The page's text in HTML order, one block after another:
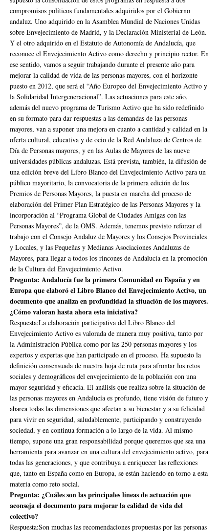
compromisos políticos fundamentales adquiridos por el Gobierno
andaluz. Uno adquirido en la Asamblea Mundial de Naciones Unidas
sobre Envejecimiento de Madrid, y la Declaración Ministerial de León.
Y el otro adquirido en el Estatuto de Autonomía de Andalucía, que
reconoce el Envejecimiento Activo como derecho y principio rector. En
ese sentido, vamos a seguir trabajando durante el presente año para
mejorar la calidad de vida de las personas mayores, con el horizonte
puesto en 2012, que será el “Año Europeo del Envejecimiento Activo y
la Solidaridad Intergeneracional”. Las actuaciones para este año,
además del nuevo programa de Turismo Activo que ha sido redefinido
en su formato para dar respuestas a las demandas de las personas
mayores, van a suponer una mejora en cuanto a cantidad y calidad en la
oferta cultural, educativa y de ocio de la Red Andaluza de Centros de
Día de Personas mayores, y en las Aulas de Mayores de las nueve
universidades públicas andaluzas. Está prevista, también, la difusión de
una edición breve del Libro Blanco del Envejecimiento Activo para un
público mayoritario, la convocatoria de la primera edición de los
Premios de Personas Mayores, la puesta en marcha del proceso de
elaboración del Primer Plan Estratégico de las Personas Mayores y la
incorporación al “Programa Global de Ciudades Amigas con las
Personas Mayores”, de la OMS. Además, tenemos previsto reforzar el
trabajo con el Consejo Andaluz de Mayores y los Consejos Provinciales
y Locales, y las Pequeñas y Medianas Asociaciones Andaluzas de
Mayores, para llegar a todos los rincones de Andalucía en la promoción
de la Cultura del Envejecimiento Activo.
Pregunta: Andalucía fue la primera Comunidad en España y en
Europa que elaboró el Libro Blanco del Envejecimiento Activo, un
documento que analiza en profundidad la situación de los mayores.
¿Cómo valoran hasta ahora esta iniciativa?
Respuesta:La elaboración participativa del Libro Blanco del
Envejecimiento Activo es valorada de manera muy positiva, tanto por
la Administración Pública como por las 250 personas mayores y los
expertos y expertas que han participado en el proceso. Ha supuesto la
definición consensuada de nuestra hoja de ruta para afrontar los retos
sociales y demográficos del envejecimiento de la población con una
mayor seguridad y eficacia. El análisis que realiza sobre la situación de
las personas mayores en Andalucía es profundo, tiene visión de futuro y
abarca todas las dimensiones que afectan a su bienestar y a su felicidad
para vivir en seguridad, saludablemente, participando y construyendo
sociedad, y en continua formación a lo largo de la vida. Al mismo
tiempo, supone una gran responsabilidad porque queremos que sea una
herramienta para avanzar en una cultura del envejecimiento activo, para
todas las generaciones, y que contribuya a enriquecer las reflexiones
que, tanto en España como en Europa, se están haciendo en torno a esta
materia como reto social.
Pregunta: ¿Cuáles son las principales líneas de actuación que
aconseja el documento para mejorar la calidad de vida del
colectivo?
Respuesta:Son muchas las recomendaciones propuestas por las personas